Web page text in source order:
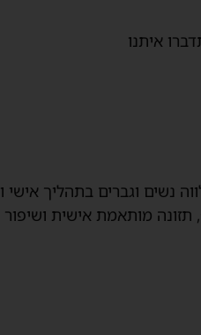
דברו איתנו
נשים וגברים בתהליך אישי
מותאמת אישית ושיפור